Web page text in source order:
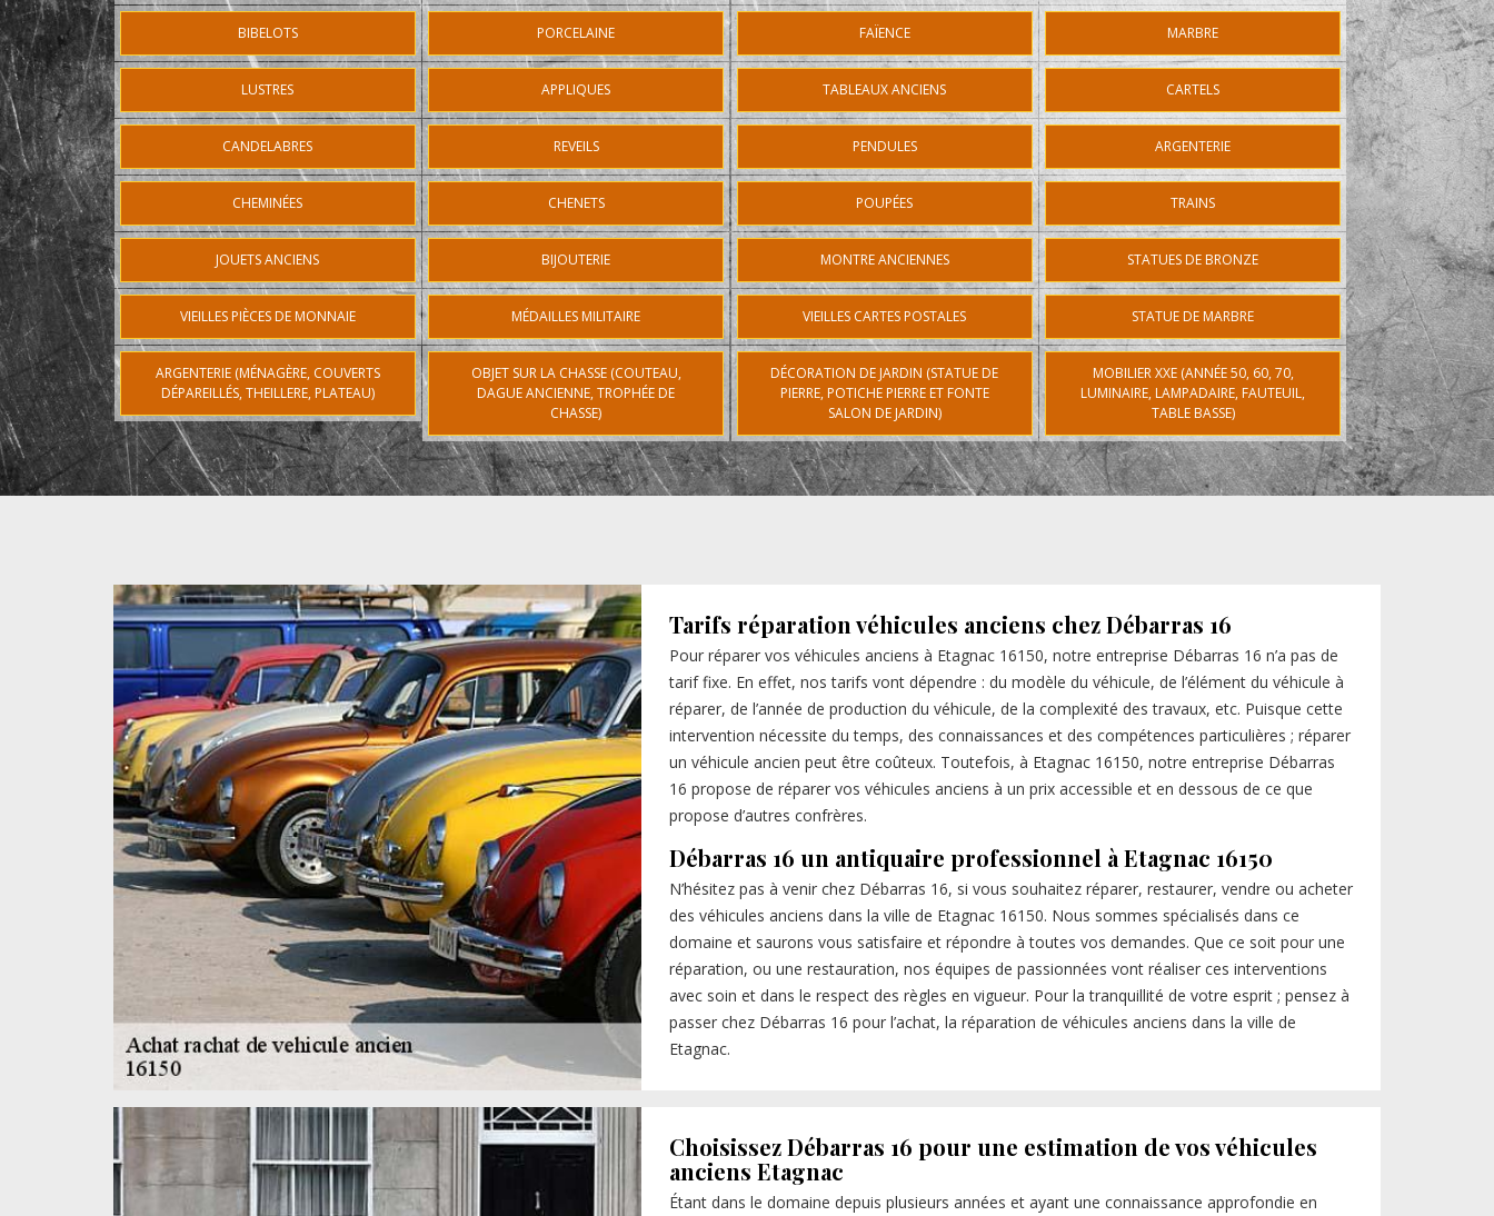
BIBELOTS PORCELAINE FAÏENCE MARBRE
LUSTRES APPLIQUES TABLEAUX ANCIENS CARTELS
CANDELABRES REVEILS PENDULES ARGENTERIE
CHEMINÉES CHENETS POUPÉES TRAINS
JOUETS ANCIENS BIJOUTERIE MONTRE ANCIENNES STATUES DE BRONZE
VIEILLES PIÈCES DE MONNAIE MÉDAILLES MILITAIRE VIEILLES CARTES POSTALES STATUE DE MARBRE
ARGENTERIE (MÉNAGÈRE, COUVERTS
DÉPAREILLÉS, THEILLERE, PLATEAU)
OBJET SUR LA CHASSE (COUTEAU,
DAGUE ANCIENNE, TROPHÉE DE
CHASSE)
DÉCORATION DE JARDIN (STATUE DE
PIERRE, POTICHE PIERRE ET FONTE
SALON DE JARDIN)
MOBILIER XXE (ANNÉE 50, 60, 70,
LUMINAIRE, LAMPADAIRE, FAUTEUIL,
TABLE BASSE)
Tarifs réparation véhicules anciens chez Débarras 16
Pour réparer vos véhicules anciens à Etagnac 16150, notre entreprise Débarras 16 n’a pas de
tarif fixe. En effet, nos tarifs vont dépendre : du modèle du véhicule, de l’élément du véhicule à
réparer, de l’année de production du véhicule, de la complexité des travaux, etc. Puisque cette
intervention nécessite du temps, des connaissances et des compétences particulières ; réparer
un véhicule ancien peut être coûteux. Toutefois, à Etagnac 16150, notre entreprise Débarras
16 propose de réparer vos véhicules anciens à un prix accessible et en dessous de ce que
propose d’autres confrères.
Débarras 16 un antiquaire professionnel à Etagnac 16150
N’hésitez pas à venir chez Débarras 16, si vous souhaitez réparer, restaurer, vendre ou acheter
des véhicules anciens dans la ville de Etagnac 16150. Nous sommes spécialisés dans ce
domaine et saurons vous satisfaire et répondre à toutes vos demandes. Que ce soit pour une
réparation, ou une restauration, nos équipes de passionnées vont réaliser ces interventions
avec soin et dans le respect des règles en vigueur. Pour la tranquillité de votre esprit ; pensez à
passer chez Débarras 16 pour l’achat, la réparation de véhicules anciens dans la ville de
Etagnac.
Choisissez Débarras 16 pour une estimation de vos véhicules
anciens Etagnac
Étant dans le domaine depuis plusieurs années et ayant une connaissance approfondie en